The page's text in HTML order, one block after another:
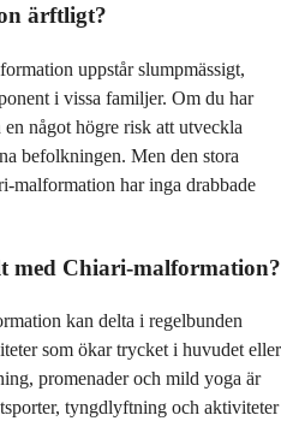
ärftligt?
uppstår slumpmässigt,
i vissa familjer. Om du har
något högre risk att utveckla
befolkningen. Men den stora
malformation har inga drabbade
med Chiari-malformation?
kan delta i regelbunden
som ökar trycket i huvudet eller
promenader och mild yoga är
tyngdlyftning och aktiviteter